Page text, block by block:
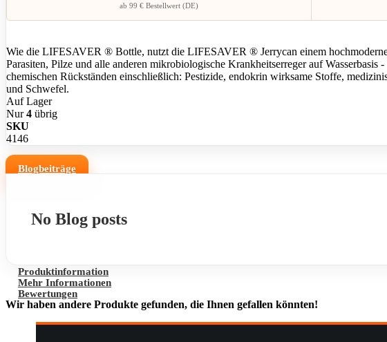
ab 99 € Bestellwert (DE)
Wie die LIFESAVER ® Bottle, nutzt die LIFESAVER ® Jerrycan einem
Parasiten, Pilze und alle anderen mikrobiologische Krankheitserreger auf
chemischen Rückständen einschließlich: Pestizide, endokrin wirksame Stoffe,
und Schwefel.
Auf Lager
Nur4 übrig
SKU
4146
Blogbeiträge
No Blog posts
Produktinformation
Mehr Informationen
Bewertungen
Wir haben andere Produkte gefunden, die Ihnen gefallen könnten!